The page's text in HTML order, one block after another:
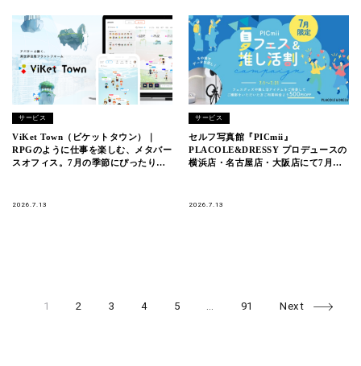
サービス
ViKet Town（ビケットタウン）｜
RPGのように仕事を楽しむ、メタバー
スオフィス。7月の季節にぴったりの
2026.7.13
サービス
セルフ写真館『PICmii』
PLACOLE&DRESSY プロデュースの
横浜店・名古屋店・大阪店にて7月
2026.7.13
Posts1 2 3 4 5 91 Next